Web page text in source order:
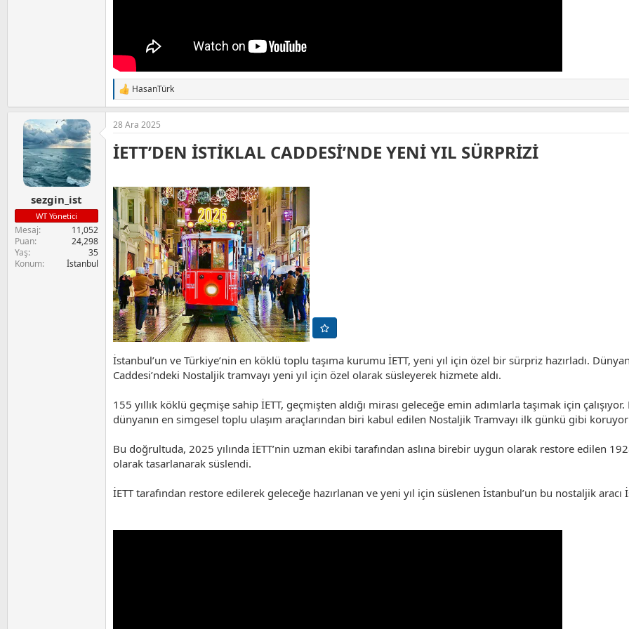
T
e
p
k
l
e
HasanTürk
sezgin_ist
WT Yönetici
Mesaj
11,052
Puan
24,298
Yaş
35
Konum
İstanbul
28 Ara 2025
İETT’DEN İSTİKLAL CADDESİ’NDE YENİ YIL SÜRPRİZİ​
İstanbul’un ve Türkiye’nin en köklü toplu taşıma kurumu İETT, yeni yıl için özel bir sürpriz hazırladı.
Caddesi’ndeki Nostaljik tramvayı yeni yıl için özel olarak süsleyerek hizmete aldı.
155 yıllık köklü geçmişe sahip İETT, geçmişten aldığı mirası geleceğe emin adımlarla taşımak için
dünyanın en simgesel toplu ulaşım araçlarından biri kabul edilen Nostaljik Tramvayı ilk günkü gibi koruyor
Bu doğrultuda, 2025 yılında İETT’nin uzman ekibi tarafından aslına birebir uygun olarak restore edilen
olarak tasarlanarak süslendi.
İETT tarafından restore edilerek geleceğe hazırlanan ve yeni yıl için süslenen İstanbul’un bu nostaljik